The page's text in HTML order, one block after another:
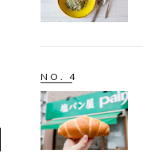
NO. 4